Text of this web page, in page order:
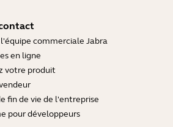
commerciale Jabra
en ligne
votre produit
fin de vie de l'entreprise
pour développeurs